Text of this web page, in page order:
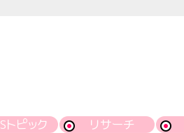
トピック リサーチ